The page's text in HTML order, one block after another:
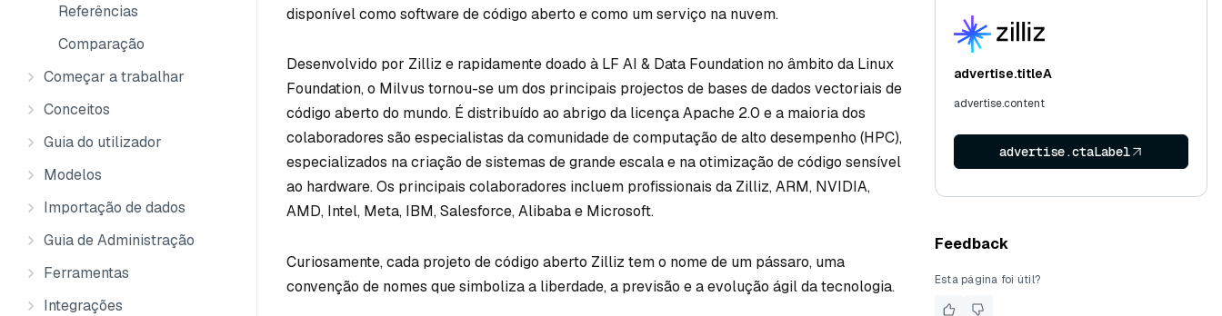
Referências
Comparação
Começar a trabalhar
Conceitos
Guia do utilizador
Modelos
Importação de dados
Guia de Administração
Ferramentas
Integrações
disponível como software de código aberto e como um serviço na nuvem.
Desenvolvido por Zilliz e rapidamente doado à LF AI & Data Foundation no âmbito da Linux
Foundation, o Milvus tornou-se um dos principais projectos de bases de dados vectoriais de
código aberto do mundo. É distribuído ao abrigo da licença Apache 2.0 e a maioria dos
colaboradores são especialistas da comunidade de computação de alto desempenho (HPC),
especializados na criação de sistemas de grande escala e na otimização de código sensível
ao hardware. Os principais colaboradores incluem profissionais da Zilliz, ARM, NVIDIA,
AMD, Intel, Meta, IBM, Salesforce, Alibaba e Microsoft.
Curiosamente, cada projeto de código aberto Zilliz tem o nome de um pássaro, uma
convenção de nomes que simboliza a liberdade, a previsão e a evolução ágil da tecnologia.
advertise.titleA
advertise.content
advertise.ctaLabel
Feedback
Esta página foi útil?